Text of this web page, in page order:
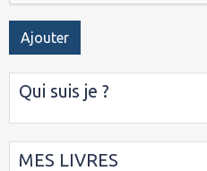
Ajouter
Qui suis je ?
MES LIVRES